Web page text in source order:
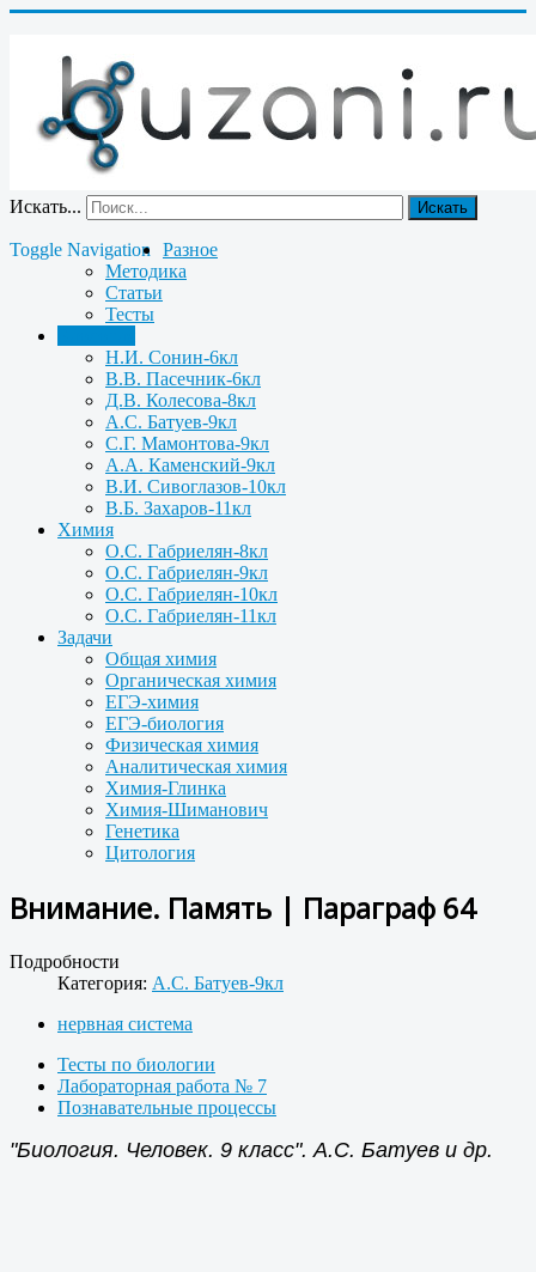
Искать... Искать
Toggle Navigation
Разное
Методика
Статьи
Тесты
Н.И. Сонин-6кл
В.В. Пасечник-6кл
Д.В. Колесова-8кл
А.С. Батуев-9кл
С.Г. Мамонтова-9кл
А.А. Каменский-9кл
В.И. Сивоглазов-10кл
В.Б. Захаров-11кл
Химия
О.С. Габриелян-8кл
О.С. Габриелян-9кл
О.С. Габриелян-10кл
О.С. Габриелян-11кл
Задачи
Общая химия
Органическая химия
ЕГЭ-химия
ЕГЭ-биология
Физическая химия
Аналитическая химия
Химия-Глинка
Химия-Шиманович
Генетика
Цитология
Внимание. Память | Параграф 64
Подробности
Категория: А.С. Батуев-9кл
нервная система
Тесты по биологии
Лабораторная работа № 7
Познавательные процессы
"Биология. Человек. 9 класс". А.С. Батуев и др.